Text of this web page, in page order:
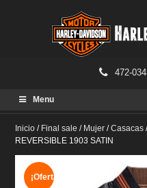
472-
Menu
Inicio / Final sale / Mujer /Casacas
REVERSIBLE 1903 SATIN
¡Oferta!